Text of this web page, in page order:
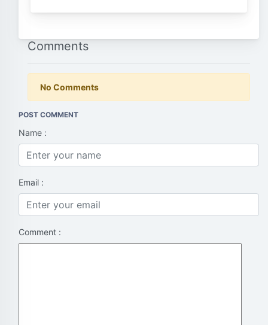
Comments
No Comments
POST COMMENT
Name :
Email :
Comment :